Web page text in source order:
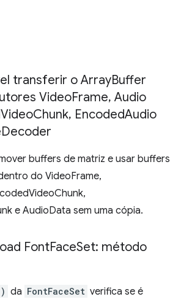
transferir o ArrayBuffer
VideoFrame, Audio
VideoChunk, EncodedAudio
Decoder
buffers de matriz e usar buffers
do VideoFrame,
e AudioData sem uma cópia.
FontFaceSet: método
da FontFaceSet verifica se é